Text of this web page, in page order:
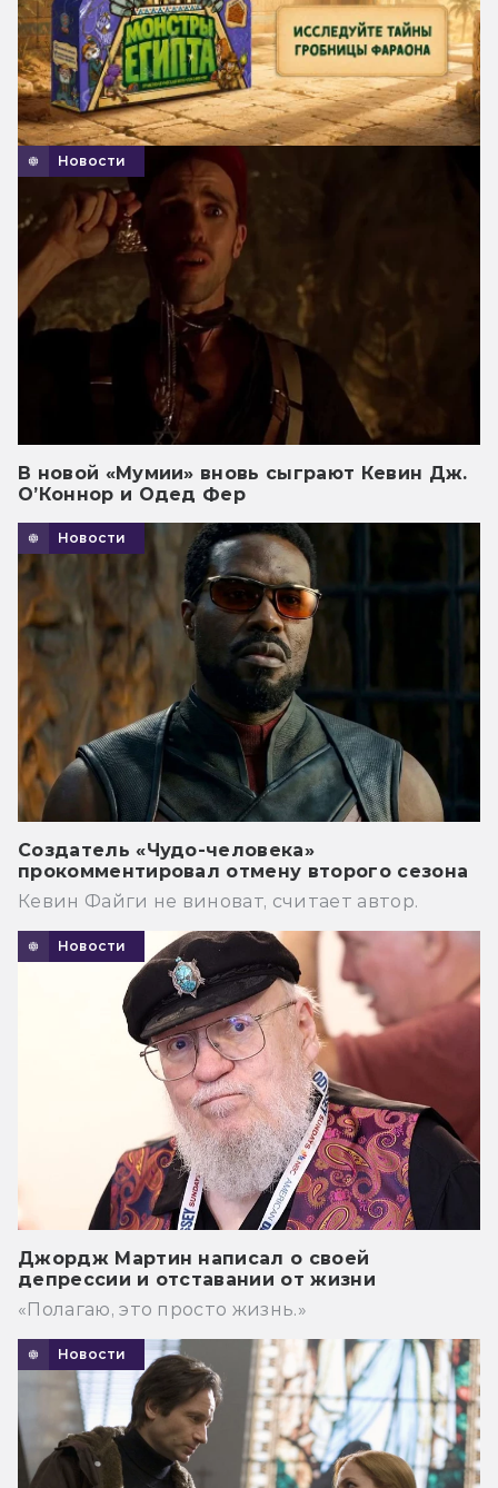
Новости
В новой «Мумии» вновь сыграют Кевин Дж.
О’Коннор и Одед Фер
Новости
Создатель «Чудо-человека»
прокомментировал отмену второго сезона
Кевин Файги не виноват, считает автор.
Новости
Джордж Мартин написал о своей
депрессии и отставании от жизни
«Полагаю, это просто жизнь.»
Новости